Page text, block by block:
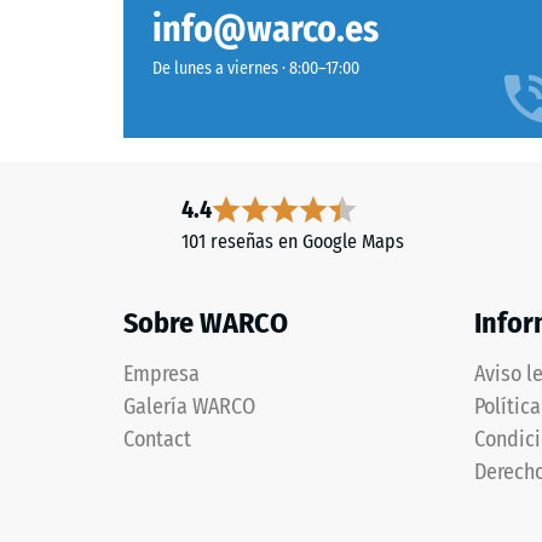
grafito
uniforme
sobria,
para
diseños
exteriores
Clase
a
-
Valor
info@warco.es
De lunes a viernes · 8:00–17:00
4.4
101 reseñas en Google Maps
Sobre WARCO
Empresa
Galería WARCO
Contact
Aviso